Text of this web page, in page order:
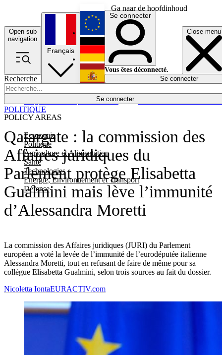
Ga naar de hoofdinhoud
Open sub
navigation
Close menu
Recherche
Se connecter
POLICY AREAS
Economie
Politique
Agriculture et Alimentation
Santé
Technologies
Energie, Environnement et Transport
Défense
Économie
Français
English
Deutsch
Español
Se connecter
Vous êtes déconnecté.
Se connecter
Qatargate : la commission des
Affaires juridiques du
Parlement protège Elisabetta
Gualmini mais lève l’immunité
d’Alessandra Moretti
La commission des Affaires juridiques (JURI) du Parlement
européen a voté la levée de l’immunité de l’eurodéputée italienne
Alessandra Moretti, tout en refusant de faire de même pour sa
collègue Elisabetta Gualmini, selon trois sources au fait du dossier.
POLITIQUE
Nicoletta IontaEURACTIV.com